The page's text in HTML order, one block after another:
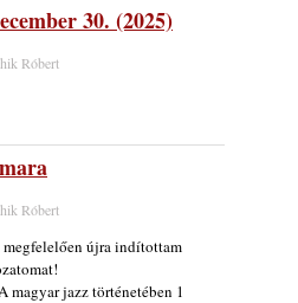
30. (2025)
Róbert
Róbert
újra indítottam
magyar jazz történetében 1